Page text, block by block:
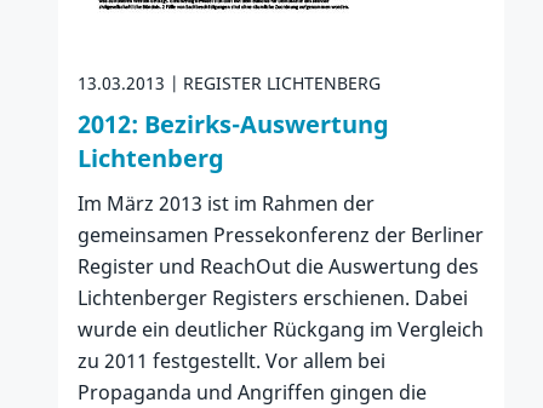
13.03.2013 REGISTER LICHTENBERG
2012: Bezirks-Auswertung
Lichtenberg
Im März 2013 ist im Rahmen der
gemeinsamen Pressekonferenz der Berliner
Register und ReachOut die Auswertung des
Lichtenberger Registers erschienen. Dabei
wurde ein deutlicher Rückgang im Vergleich
zu 2011 festgestellt. Vor allem bei
Propaganda und Angriffen gingen die